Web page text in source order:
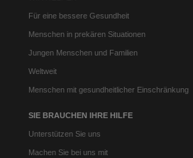
Für eine bessere Gesundheit
Menschen in prekären Situationen
Jungen Menschen und Familien
Weltweit
Menschen mit gesundheitlicher Einschränkung
SIE BRAUCHEN IHRE HILFE
Unterstützen Sie uns
Machen Sie bei uns mit